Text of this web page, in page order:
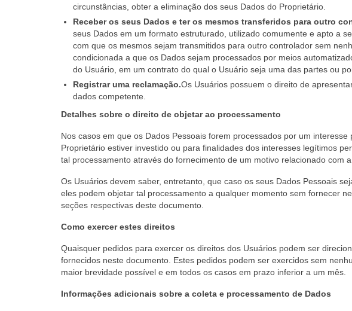
circunstâncias, obter a eliminação dos seus Dados do Proprietário.
Receber os seus Dados e ter os mesmos transferidos para outro
seus Dados em um formato estruturado, utilizado comumente e apto a
com que os mesmos sejam transmitidos para outro controlador sem
condicionada a que os Dados sejam processados por meios
do Usuário, em um contrato do qual o Usuário seja uma das partes ou
Registrar uma reclamação.Os Usuários possuem o direito de
dados competente.
Detalhes sobre o direito de objetar ao processamento
Nos casos em que os Dados Pessoais forem processados por um
Proprietário estiver investido ou para finalidades dos interesses legítimos
tal processamento através do fornecimento de um motivo relacionado com
Os Usuários devem saber, entretanto, que caso os seus Dados Pessoais
eles podem objetar tal processamento a qualquer momento sem fornecer
seções respectivas deste documento.
Como exercer estes direitos
Quaisquer pedidos para exercer os direitos dos Usuários podem ser
fornecidos neste documento. Estes pedidos podem ser exercidos sem
maior brevidade possível e em todos os casos em prazo inferior a um mês.
Informações adicionais sobre a coleta e processamento de Dados